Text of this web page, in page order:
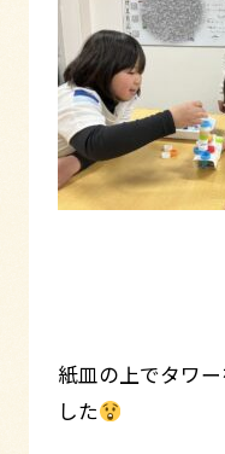
紙皿の上でタワ
した